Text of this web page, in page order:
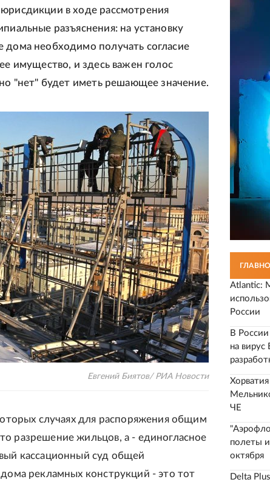
в ходе рассмотрения
разъяснения: на установку
необходимо получать согласие
имущество, и здесь важен голос
"нет" будет иметь решающее значение.
Евгений Биятов/ РИА Новости
случаях для распоряжения общим
разрешение жильцов, а - единогласное
кассационный суд общей
рекламных конструкций - это тот
Atlantic:
России
В России
на
ЧЕ
полеты
октября
Delta